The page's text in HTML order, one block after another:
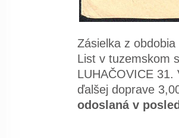
Zásielka z
List v tuzemskom
LUHAČOVICE
ďalšej doprave
odoslaná v